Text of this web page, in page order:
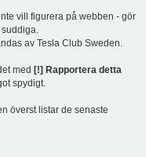
vill figurera på webben - gör
av Tesla Club Sweden.
med [!] Rapportera detta
spydigt.
överst listar de senaste